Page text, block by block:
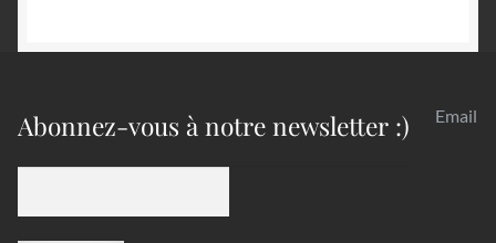
Abonnez-vous à notre newsletter :) Email